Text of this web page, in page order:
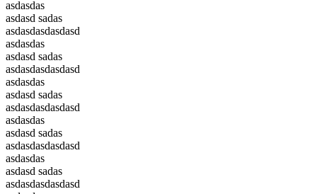
asdasdas
asdasd sadas
asdasdasdasdasd
asdasdas
asdasd sadas
asdasdasdasdasd
asdasdas
asdasd sadas
asdasdasdasdasd
asdasdas
asdasd sadas
asdasdasdasdasd
asdasdas
asdasd sadas
asdasdasdasdasd